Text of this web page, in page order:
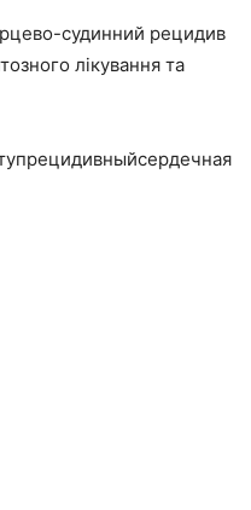
судинний рецидив
лікування та